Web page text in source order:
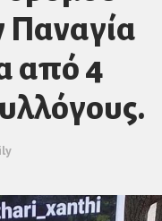
Παναγία
από 4